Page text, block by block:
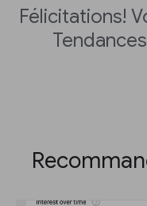
Félicitations!